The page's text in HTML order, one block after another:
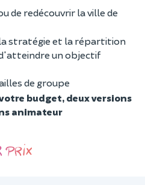
de redécouvrir la ville de
stratégie et la répartition
un objectif
de groupe
budget, deux versions
animateur